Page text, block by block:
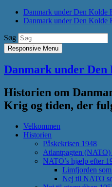
Danmark under Den Kolde
Danmark under Den Kolde
Søg
Responsive Menu
Danmark under
Historien om
Krig og tiden, der
Velkommen
Historien
Påskekrisen 1948
Atlantpagten (NATO)
NATO’s hjælp efter
Limfjorden
Nej til NATO